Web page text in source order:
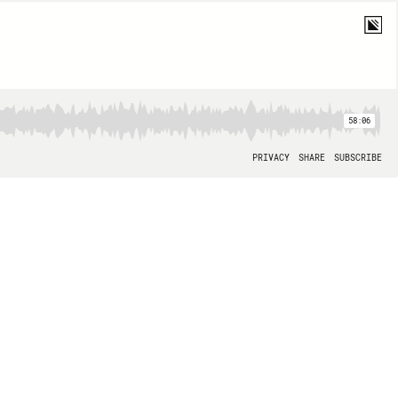
58:06
PRIVACY SHARE SUBSCRIBE